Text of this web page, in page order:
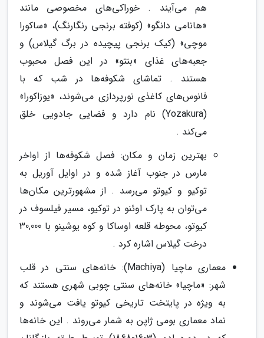
هم می‌آیند . خوراکی‌های مخصوصی مانند
«هانامی دانگو» (کوفته برنجی رنگارنگ)، «ساکورا
موچی» (کیک برنجی پیچیده در برگ گیلاس) و
جعبه‌های غذای «بنتو» در این فصل محبوب
هستند . تماشای شکوفه‌ها در شب که با
فانوس‌های کاغذی نورپردازی می‌شوند، «یوزاکورا»
(Yozakura) نام دارد و فضایی جادویی خلق
می‌کند .
بهترین زمان و مکان: فصل شکوفه‌ها از اواخر
مارس در جنوب آغاز شده و در اوایل آوریل به
توکیو و کیوتو می‌رسد . از مشهورترین مکان‌ها
می‌توان به پارک اوئنو در توکیو، مسیر فیلسوف در
کیوتو، محوطه قلعه اوساکا و کوه یوشینو با 30,000
درخت گیلاس اشاره کرد .
معماری ماچیا (Machiya): خانه‌های سنتی در قلب
شهر: «ماچیا» خانه‌های سنتی چوبی شهری هستند که
به ویژه در پایتخت تاریخی کیوتو یافت می‌شوند و
نماد معماری بومی ژاپن به شمار می‌روند . این خانه‌ها